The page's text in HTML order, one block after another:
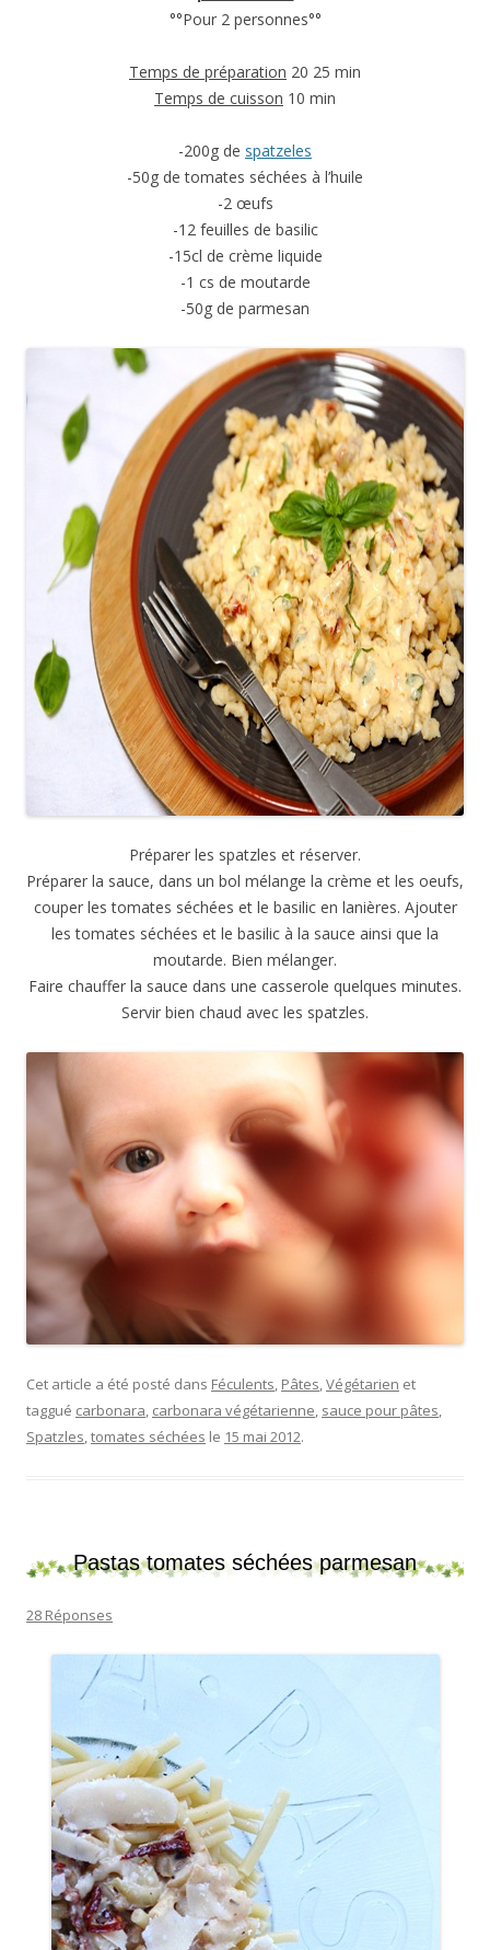
°°Pour 2 personnes°°
Temps de préparation 20 25 min
Temps de cuisson 10 min
-200g de spatzeles
-50g de tomates séchées à l’huile
-2 œufs
-12 feuilles de basilic
-15cl de crème liquide
-1 cs de moutarde
-50g de parmesan
Préparer les spatzles et réserver.
Préparer la sauce, dans un bol mélange la crème et les oeufs,
couper les tomates séchées et le basilic en lanières. Ajouter
les tomates séchées et le basilic à la sauce ainsi que la
moutarde. Bien mélanger.
Faire chauffer la sauce dans une casserole quelques minutes.
Servir bien chaud avec les spatzles.
Cet article a été posté dans Féculents, Pâtes,Végétarien et
taggué carbonara, carbonara végétarienne, sauce pour pâtes,
Spatzles,tomates séchées le 15 mai 2012.
Pastas tomates séchées parmesan
28 Réponses